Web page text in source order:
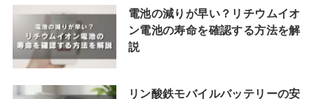
電池の減りが早い？リチウムイオ
ン電池の寿命を確認する方法を解
説
リン酸鉄モバイルバッテリーの安